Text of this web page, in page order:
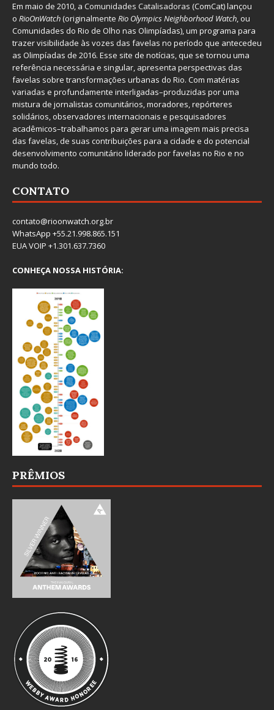
Em maio de 2010, a Comunidades Catalisadoras (ComCat) lançou
o RioOnWatch(originalmente Rio Olympics Neighborhood Watch, ou
Comunidades do Rio de Olho nas Olimpíadas), um programa para
trazer visibilidade às vozes das favelas no período que antecedeu
as Olimpíadas de 2016. Esse site de notícias, que se tornou uma
referência necessária e singular, apresenta perspectivas das
favelas sobre transformações urbanas do Rio. Com matérias
variadas e profundamente interligadas–produzidas por uma
mistura de jornalistas comunitários, moradores, repórteres
solidários, observadores internacionais e pesquisadores
acadêmicos–trabalhamos para gerar uma imagem mais precisa
das favelas, de suas contribuições para a cidade e do potencial
desenvolvimento comunitário liderado por favelas no Rio e no
mundo todo.
CONTATO
contato@rioonwatch.org.br
WhatsApp +55.21.998.865.151
EUA VOIP +1.301.637.7360
CONHEÇA NOSSA HISTÓRIA:
PRÊMIOS